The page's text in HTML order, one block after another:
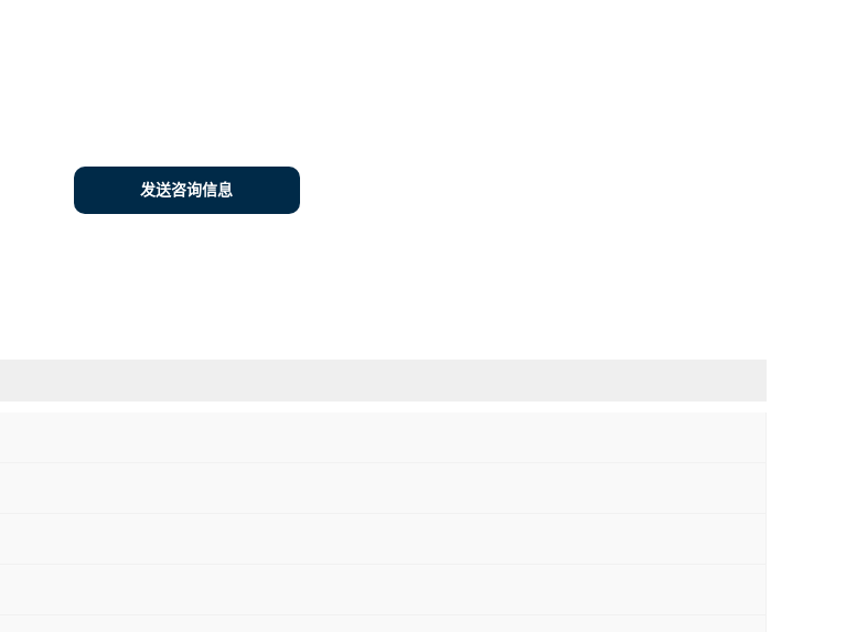
发送咨询信息